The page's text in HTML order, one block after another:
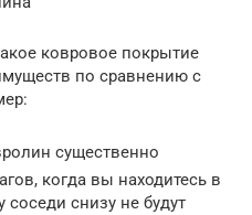
ковровое покрытие
по сравнению с
существенно
когда вы находитесь в
снизу не будут